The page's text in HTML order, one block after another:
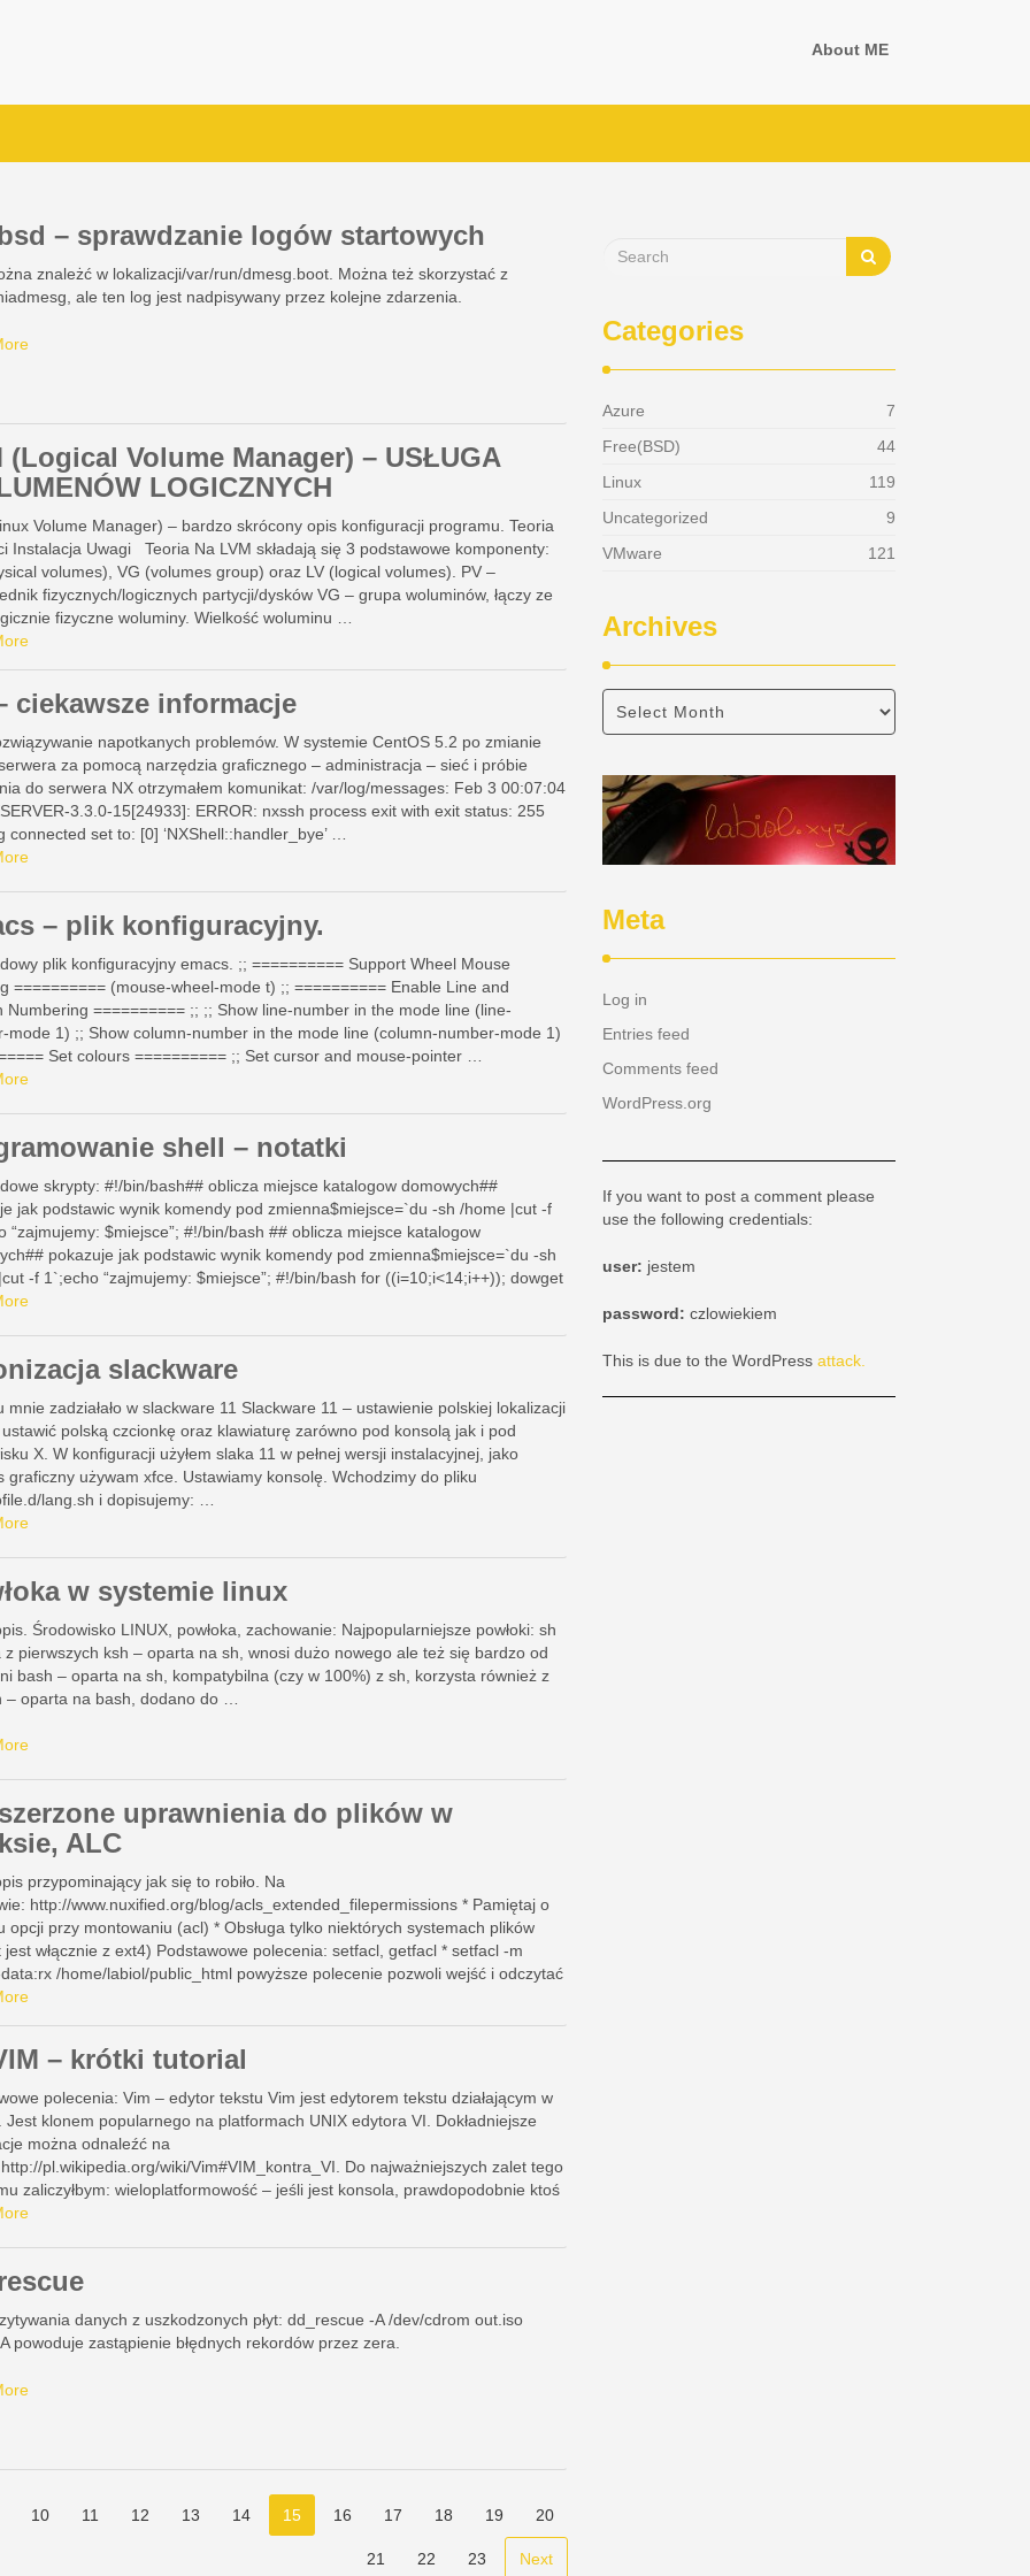
About ME
– sprawdzanie logów startowych
znależć w lokalizacji/var/run/dmesg.boot. Można też skorzystać z
ale ten log jest nadpisywany przez kolejne zdarzenia.
(Logical Volume Manager) – USŁUGA
LOGICZNYCH
Volume Manager) – bardzo skrócony opis konfiguracji programu. Teoria
Instalacja Uwagi Teoria Na LVM składają się 3 podstawowe komponenty:
volumes), VG (volumes group) oraz LV (logical volumes). PV –
fizycznych/logicznych partycji/dysków VG – grupa woluminów, łączy ze
fizyczne woluminy. Wielkość woluminu …
ciekawsze informacje
napotkanych problemów. W systemie CentOS 5.2 po zmianie
za pomocą narzędzia graficznego – administracja – sieć i próbie
do serwera NX otrzymałem komunikat: /var/log/messages: Feb 3 00:07:04
3.3.0-15[24933]: ERROR: nxssh process exit with exit status: 255
connected set to: [0] ‘NXShell::handler_bye’ …
– plik konfiguracyjny.
plik konfiguracyjny emacs. ;; ========== Support Wheel Mouse
========== (mouse-wheel-mode t) ;; ========== Enable Line and
Numbering ========== ;; ;; Show line-number in the mode line (line-
mode 1) ;; Show column-number in the mode line (column-number-mode 1)
Set colours ========== ;; Set cursor and mouse-pointer …
shell – notatki
skrypty: #!/bin/bash## oblicza miejsce katalogow domowych##
jak podstawic wynik komendy pod zmienna$miejsce=`du -sh /home |cut -f
“zajmujemy: $miejsce”; #!/bin/bash ## oblicza miejsce katalogow
pokazuje jak podstawic wynik komendy pod zmienna$miejsce=`du -sh
-f 1`;echo “zajmujemy: $miejsce”; #!/bin/bash for ((i=10;i<14;i++)); dowget
wyklad$i.pdf done #!/bin/bash ## …
slackware
mnie zadziałało w slackware 11 Slackware 11 – ustawienie polskiej lokalizacji
polską czcionkę oraz klawiaturę zarówno pod konsolą jak i pod
X. W konfiguracji użyłem slaka 11 w pełnej wersji instalacyjnej, jako
graficzny używam xfce. Ustawiamy konsolę. Wchodzimy do pliku
lang.sh i dopisujemy: …
w systemie linux
Środowisko LINUX, powłoka, zachowanie: Najpopularniejsze powłoki: sh
z pierwszych ksh – oparta na sh, wnosi dużo nowego ale też się bardzo od
bash – oparta na sh, kompatybilna (czy w 100%) z sh, korzysta również z
– oparta na bash, dodano do …
uprawnienia do plików w
ALC
przypominający jak się to robiło. Na
http://www.nuxified.org/blog/acls_extended_filepermissions * Pamiętaj o
opcji przy montowaniu (acl) * Obsługa tylko niektórych systemach plików
jest włącznie z ext4) Podstawowe polecenia: setfacl, getfacl * setfacl -m
/home/labiol/public_html powyższe polecenie pozwoli wejść i odczytać
www-data (apache) katalog. * getfacl …
– krótki tutorial
polecenia: Vim – edytor tekstu Vim jest edytorem tekstu działającym w
Jest klonem popularnego na platformach UNIX edytora VI. Dokładniejsze
można odnaleźć na
pl.wikipedia.org/wiki/Vim#VIM_kontra_VI. Do najważniejszych zalet tego
zaliczyłbym: wieloplatformowość – jeśli jest konsola, prawdopodobnie ktoś
na pomysł aby zainstalować tam VIMa ew. VI …
danych z uszkodzonych płyt: dd_rescue -A /dev/cdrom out.iso
powoduje zastąpienie błędnych rekordów przez zera.
10 11 12 13 14 15 16 17 18 19 20
21 22 23 Next
Categories
Azure
7
Free(BSD)
44
Linux
119
Uncategorized
9
VMware
121
Archives
Meta
Log in
Entries feed
Comments feed
WordPress.org
If you want to post a comment please
use the following credentials:
user: jestem
password: czlowiekiem
This is due to the WordPress attack.